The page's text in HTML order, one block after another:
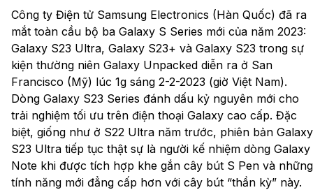
Công ty Điện tử Samsung Electronics (Hàn Quốc) đã ra
mắt toàn cầu bộ ba Galaxy S Series mới của năm 2023:
Galaxy S23 Ultra, Galaxy S23+ và Galaxy S23 trong sự
kiện thường niên Galaxy Unpacked diễn ra ở San
Francisco (Mỹ) lúc 1g sáng 2-2-2023 (giờ Việt Nam).
Dòng Galaxy S23 Series đánh dấu kỷ nguyên mới cho
trải nghiệm tối ưu trên điện thoại Galaxy cao cấp. Đặc
biệt, giống như ở S22 Ultra năm trước, phiên bản Galaxy
S23 Ultra tiếp tục thật sự là người kế nhiệm dòng Galaxy
Note khi được tích hợp khe gắn cây bút S Pen và những
tính năng mới đẳng cấp hơn với cây bút “thần kỳ” này.